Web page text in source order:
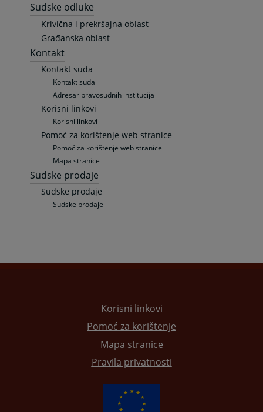
Sudske odluke
Krivična i prekršajna oblast
Građanska oblast
Kontakt
Kontakt suda
Kontakt suda
Adresar pravosudnih institucija
Korisni linkovi
Korisni linkovi
Pomoć za korištenje web stranice
Pomoć za korištenje web stranice
Mapa stranice
Sudske prodaje
Sudske prodaje
Sudske prodaje
Korisni linkovi
Pomoć za korištenje
Mapa stranice
Pravila privatnosti